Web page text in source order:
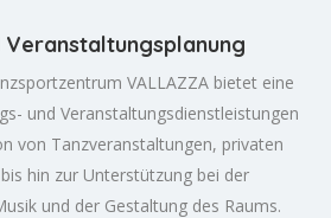
VALLAZZA bietet eine
und Veranstaltungsdienstleistungen
von Tanzveranstaltungen, privaten
hin zur Unterstützung bei der
und der Gestaltung des Raums.